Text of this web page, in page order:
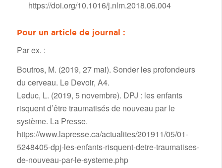
https://doi.org/10.1016/j.nlm.2018.06.004
Pour un article de journal :
Par ex. :
Boutros, M. (2019, 27 mai). Sonder les profondeurs
du cerveau. Le Devoir, A4.
Leduc, L. (2019, 5 novembre). DPJ : les enfants
risquent d’être traumatisés de nouveau par le
système. La Presse.
https://www.lapresse.ca/actualites/201911/05/01-
5248405-dpj-les-enfants-risquent-detre-traumatises-
de-nouveau-par-le-systeme.php